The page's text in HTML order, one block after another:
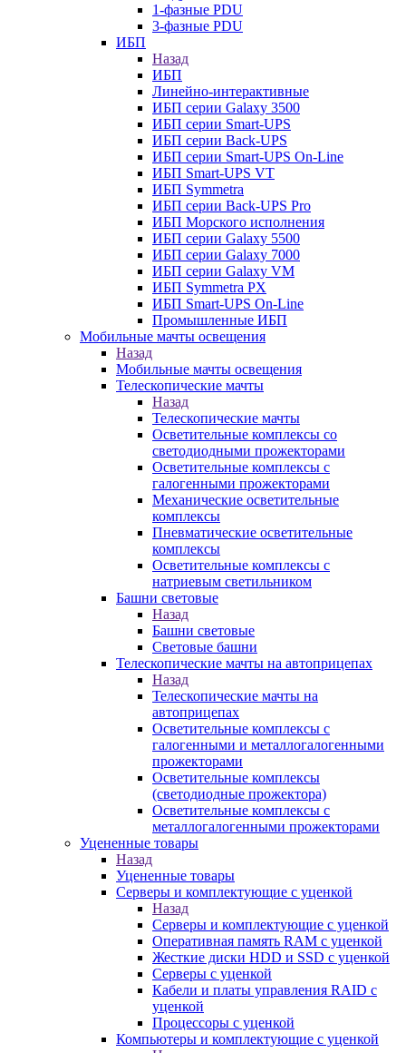
1-фазные PDU
3-фазные PDU
ИБП
Назад
ИБП
Линейно-интерактивные
ИБП серии Galaxy 3500
ИБП серии Smart-UPS
ИБП серии Back-UPS
ИБП серии Smart-UPS On-Line
ИБП Smart-UPS VT
ИБП Symmetra
ИБП серии Back-UPS Pro
ИБП Морского исполнения
ИБП серии Galaxy 5500
ИБП серии Galaxy 7000
ИБП серии Galaxy VM
ИБП Symmetra PX
ИБП Smart-UPS On-Line
Промышленные ИБП
Мобильные мачты освещения
Назад
Мобильные мачты освещения
Телескопические мачты
Назад
Телескопические мачты
Осветительные комплексы со
светодиодными прожекторами
Осветительные комплексы с
галогенными прожекторами
Механические осветительные
комплексы
Пневматические осветительные
комплексы
Осветительные комплексы с
натриевым светильником
Башни световые
Назад
Башни световые
Световые башни
Телескопические мачты на автоприцепах
Назад
Телескопические мачты на
автоприцепах
Осветительные комплексы с
галогенными и металлогалогенными
прожекторами
Осветительные комплексы
(светодиодные прожектора)
Осветительные комплексы с
металлогалогенными прожекторами
Уцененные товары
Назад
Уцененные товары
Серверы и комплектующие с уценкой
Назад
Серверы и комплектующие с уценкой
Оперативная память RAM с уценкой
Жесткие диски HDD и SSD с уценкой
Серверы с уценкой
Кабели и платы управления RAID с
уценкой
Процессоры с уценкой
Компьютеры и комплектующие с уценкой